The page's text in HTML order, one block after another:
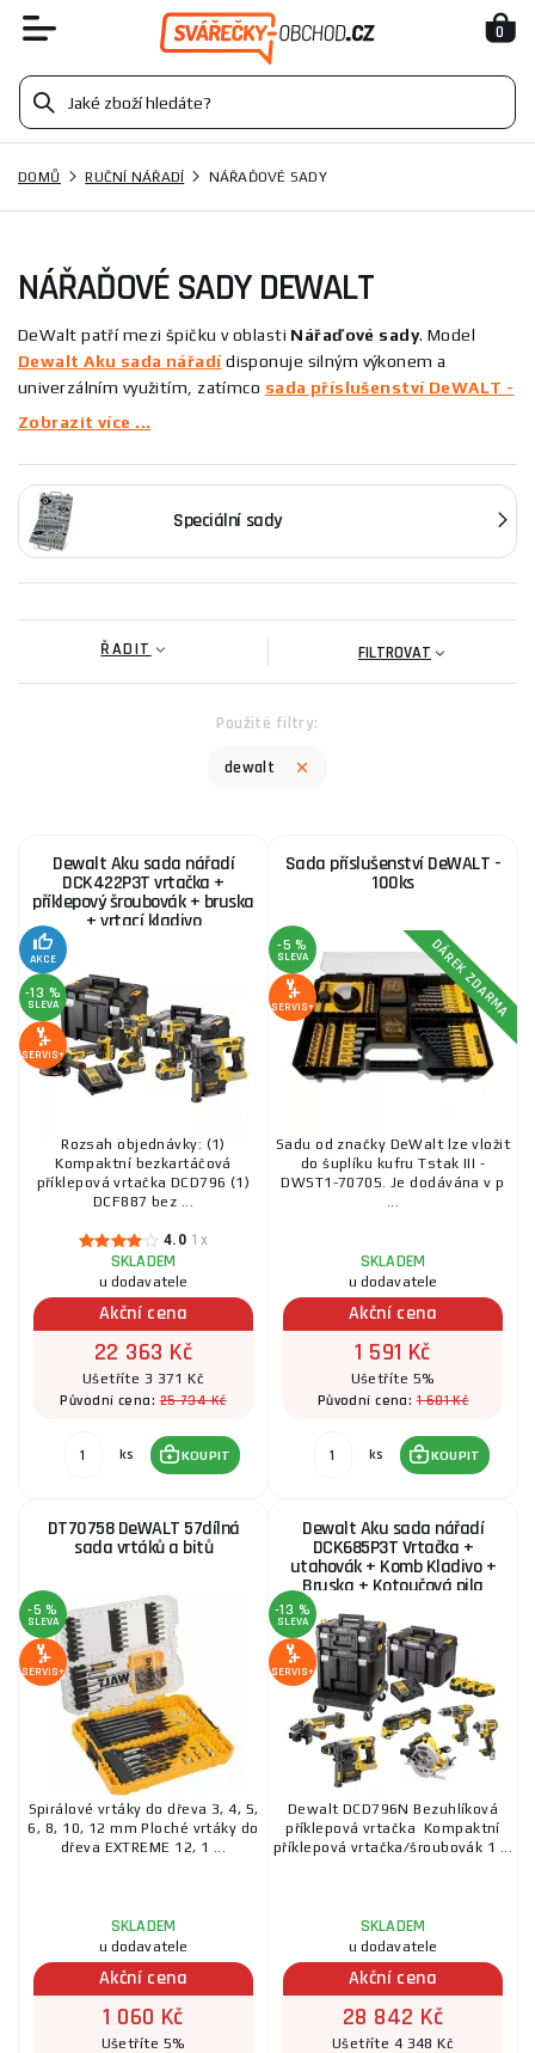
0
DOMŮ RUČNÍ NÁŘADÍ NÁŘAĎOVÉ SADY
NÁŘAĎOVÉ SADY DEWALT
DeWalt patří mezi špičku v oblasti Nářaďové sady. Model
Dewalt Aku sada nářadídisponuje silným výkonem a
univerzálním využitím, zatímco sada příslušenství DeWALT -
100ks
nabízí širokou škálu komponentů pro různé aplikace.
životností, což je činí ideálními pro profesionály i domácí kutily.
V nabídce najdete nářadí, které splní vaše nejnáročnější
požadavky.
vrtačky,šroubovákya další pomocné nástroje, které
usnadňují práci v různých oblastech. S jejich pomocí můžete
snadno a efektivně provádět širokou škálu úkolů. Prozkoumejte
kvality v oblasti nářadí a příslušenství.
Pokud máte jakékoliv dotazy ohledně výběru nářadí nebo
potřebujete poradit, neváhejte navštívit naši
poradnu.
Zobrazit více ...
Speciální sady
ŘADIT FILTROVAT
Použité filtry:
dewalt
Dewalt Aku sada nářadí
DCK422P3T vrtačka +
příklepový šroubovák + bruska
+ vrtací kladivo
AKCE
-13 %
SLEVA
SERVIS+
Rozsah objednávky: (1)
Kompaktní bezkartáčová
příklepová vrtačka DCD796 (1)
DCF887 bez ...
4.0 1x
SKLADEM
u dodavatele
Akční cena
22 363 Kč
Ušetříte 3 371 Kč
Původní cena:25 734 Kč
ks KOUPIT
Sada příslušenství DeWALT -
100ks
-5 %
SLEVA
SERVIS+ DÁREK ZDARMA
Sadu od značky DeWalt lze vložit
do šuplíku kufru Tstak III -
DWST1-70705. Je dodávána v p
...
SKLADEM
u dodavatele
Akční cena
1 591 Kč
Ušetříte 5%
Původní cena:1 681 Kč
ks KOUPIT
DT70758 DeWALT 57dílná
sada vrtáků a bitů
-5 %
SLEVA
SERVIS+
Spirálové vrtáky do dřeva 3, 4, 5,
6, 8, 10, 12 mm Ploché vrtáky do
dřeva EXTREME 12, 1 ...
SKLADEM
u dodavatele
Akční cena
1 060 Kč
Ušetříte 5%
Dewalt Aku sada nářadí
DCK685P3T Vrtačka +
utahovák + Komb Kladivo +
Bruska + Kotoučová pila
-13 %
SLEVA
SERVIS+
Dewalt DCD796N Bezuhlíková
příklepová vrtačka Kompaktní
příklepová vrtačka/šroubovák 1 ...
SKLADEM
u dodavatele
Akční cena
28 842 Kč
Ušetříte 4 348 Kč